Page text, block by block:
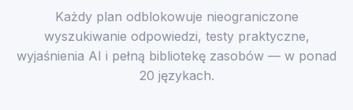
Każdy plan odblokowuje nieograniczone
wyszukiwanie odpowiedzi, testy praktyczne,
wyjaśnienia AI i pełną bibliotekę zasobów — w ponad
20 językach.